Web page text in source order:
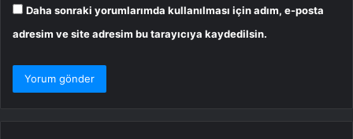
Daha sonraki yorumlarımda kullanılması için adım, e-posta
adresim ve site adresim bu tarayıcıya kaydedilsin.